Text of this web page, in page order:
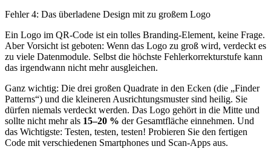
Fehler 4: Das überladene Design mit zu großem Logo
Ein Logo im QR-Code ist ein tolles Branding-Element, keine Frage.
Aber Vorsicht ist geboten: Wenn das Logo zu groß wird, verdeckt es
zu viele Datenmodule. Selbst die höchste Fehlerkorrekturstufe kann
das irgendwann nicht mehr ausgleichen.
Ganz wichtig: Die drei großen Quadrate in den Ecken (die „Finder
Patterns“) und die kleineren Ausrichtungsmuster sind heilig. Sie
dürfen niemals verdeckt werden. Das Logo gehört in die Mitte und
sollte nicht mehr als 15–20 % der Gesamtfläche einnehmen. Und
das Wichtigste: Testen, testen, testen! Probieren Sie den fertigen
Code mit verschiedenen Smartphones und Scan-Apps aus.